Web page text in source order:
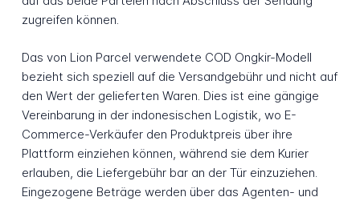
zugreifen können.
Das von Lion Parcel verwendete COD Ongkir-Modell
bezieht sich speziell auf die Versandgebühr und nicht auf
den Wert der gelieferten Waren. Dies ist eine gängige
Vereinbarung in der indonesischen Logistik, wo E-
Commerce-Verkäufer den Produktpreis über ihre
Plattform einziehen können, während sie dem Kurier
erlauben, die Liefergebühr bar an der Tür einzuziehen.
Eingezogene Beträge werden über das Agenten- und